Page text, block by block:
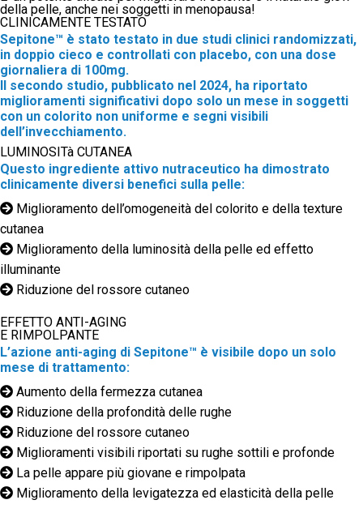
della pelle, anche nei soggetti in menopausa!
CLINICAMENTE TESTATO
Sepitone™ è stato testato in due studi clinici randomizzati,
in doppio cieco e controllati con placebo, con una dose
giornaliera di 100mg.
Il secondo studio, pubblicato nel 2024, ha riportato
miglioramenti significativi dopo solo un mese in soggetti
con un colorito non uniforme e segni visibili
dell’invecchiamento.
LUMINOSITà CUTANEA
Questo ingrediente attivo nutraceutico ha dimostrato
clinicamente diversi benefici sulla pelle:
Miglioramento dell’omogeneità del colorito e della texture
cutanea
Miglioramento della luminosità della pelle ed effetto
illuminante
Riduzione del rossore cutaneo
EFFETTO ANTI-AGING
E RIMPOLPANTE
L’azione anti-aging di Sepitone™ è visibile dopo un solo
mese di trattamento:
Aumento della fermezza cutanea
Riduzione della profondità delle rughe
Riduzione del rossore cutaneo
Miglioramenti visibili riportati su rughe sottili e profonde
La pelle appare più giovane e rimpolpata
Miglioramento della levigatezza ed elasticità della pelle